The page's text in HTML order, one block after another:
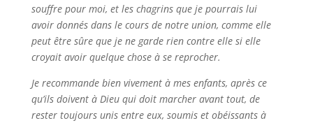
souffre pour moi, et les chagrins que je pourrais lui
avoir donnés dans le cours de notre union, comme elle
peut être sûre que je ne garde rien contre elle si elle
croyait avoir quelque chose à se reprocher.
Je recommande bien vivement à mes enfants, après ce
qu’ils doivent à Dieu qui doit marcher avant tout, de
rester toujours unis entre eux, soumis et obéissants à